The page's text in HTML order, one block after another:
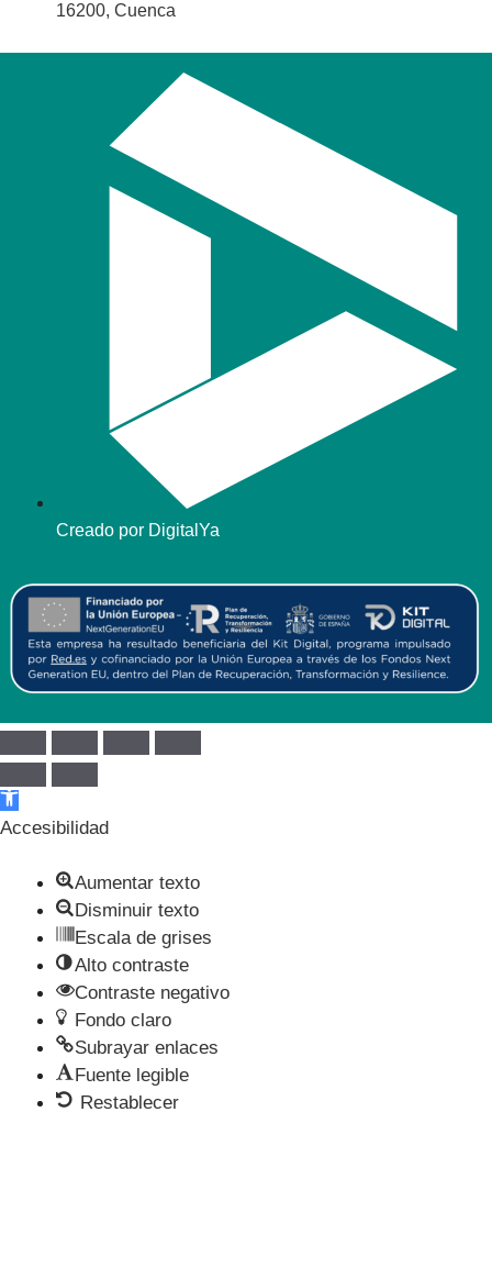
16200, Cuenca
Creado por DigitalYa
Abrir barra de herramientas
Accesibilidad
Aumentar texto
Disminuir texto
Escala de grises
Alto contraste
Contraste negativo
Fondo claro
Subrayar enlaces
Fuente legible
Restablecer